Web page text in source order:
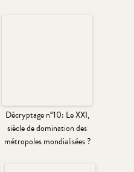
Décryptage n°10: Le XXI,
siècle de domination des
métropoles mondialisées ?